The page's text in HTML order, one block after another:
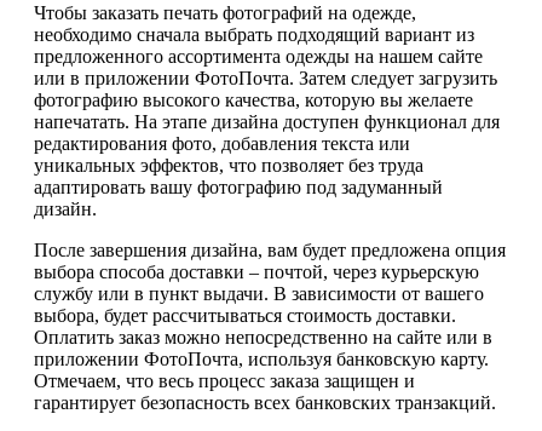
Чтобы заказать печать фотографий на одежде,
необходимо сначала выбрать подходящий вариант из
предложенного ассортимента одежды на нашем сайте
или в приложении ФотоПочта. Затем следует загрузить
фотографию высокого качества, которую вы желаете
напечатать. На этапе дизайна доступен функционал для
редактирования фото, добавления текста или
уникальных эффектов, что позволяет без труда
адаптировать вашу фотографию под задуманный
дизайн.
После завершения дизайна, вам будет предложена опция
выбора способа доставки – почтой, через курьерскую
службу или в пункт выдачи. В зависимости от вашего
выбора, будет рассчитываться стоимость доставки.
Оплатить заказ можно непосредственно на сайте или в
приложении ФотоПочта, используя банковскую карту.
Отмечаем, что весь процесс заказа защищен и
гарантирует безопасность всех банковских транзакций.